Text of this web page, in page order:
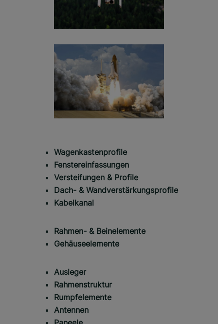
Wagenkastenprofile
Fenstereinfassungen
Versteifungen & Profile
Dach- & Wandverstärkungsprofile
Kabelkanal
Rahmen- & Beinelemente
Gehäuseelemente
Ausleger
Rahmenstruktur
Rumpfelemente
Antennen